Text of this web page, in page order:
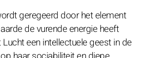
geregeerd door het element
de vurende energie heeft
een intellectuele geest in de